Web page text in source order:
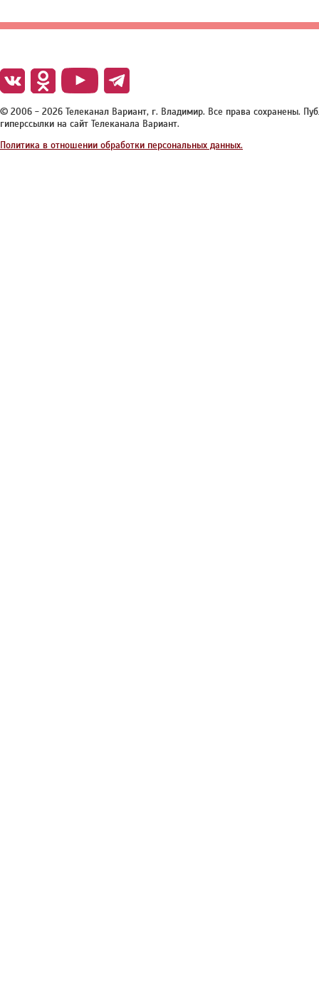
© 2006 - 2026 Телеканал Вариант, г. Владимир. Все права сохранены.
гиперссылки на сайт Телеканала Вариант.
Политика в отношении обработки персональных данных.